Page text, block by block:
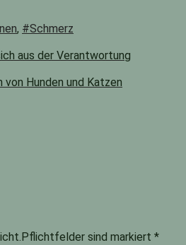
, #Schmerz
aus der Verantwortung
von Hunden und Katzen
sind markiert *